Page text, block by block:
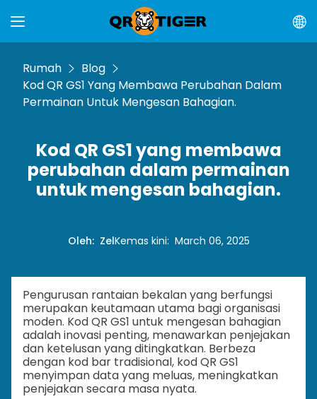
Rumah
Blog
Kod QR GS1 Yang Membawa Perubahan Dalam
Permainan Untuk Mengesan Bahagian.
Kod QR GS1 yang membawa
perubahan dalam permainan
untuk mengesan bahagian.
Oleh: ZelKemas kini: March 06, 2025
Pengurusan rantaian bekalan yang berfungsi
merupakan keutamaan utama bagi organisasi
moden. Kod QR GS1 untuk mengesan bahagian
adalah inovasi penting, menawarkan penjejakan
dan ketelusan yang ditingkatkan. Berbeza
dengan kod bar tradisional, kod QR GS1
menyimpan data yang meluas, meningkatkan
penjejakan secara masa nyata.